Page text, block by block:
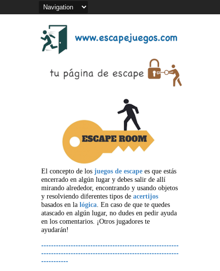
El concepto de los juegos de escape es que estás
encerrado en algún lugar y debes salir de allí
mirando alrededor, encontrando y usando objetos
y resolviendo diferentes tipos de acertijos
basados en la lógica. En caso de que te quedes
atascado en algún lugar, no dudes en pedir ayuda
en los comentarios. ¡Otros jugadores te
ayudarán!
--------------------------------------------------------
--------------------------------------------------------
-----------